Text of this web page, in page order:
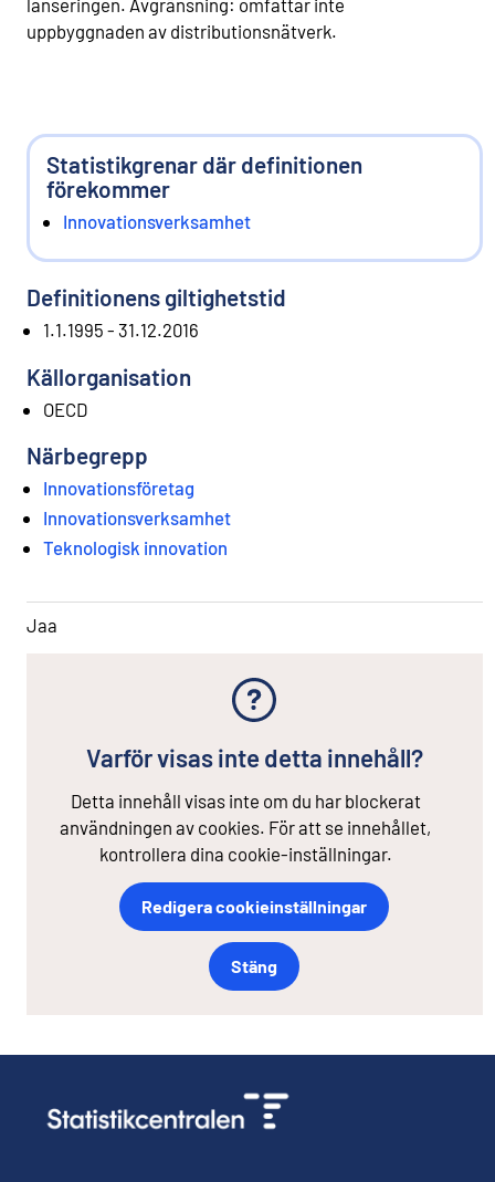
uppbyggnaden av distributionsnätverk.
Statistikgrenar där definitionen
förekommer
Innovationsverksamhet
Definitionens giltighetstid
1.1.1995 - 31.12.2016
Källorganisation
OECD
Närbegrepp
Innovationsföretag
Innovationsverksamhet
Teknologisk innovation
Jaa
Varför visas inte detta innehåll?
Detta innehåll visas inte om du har blockerat
användningen av cookies. För att se innehållet,
kontrollera dina cookie-inställningar.
Redigera cookieinställningar
Stäng